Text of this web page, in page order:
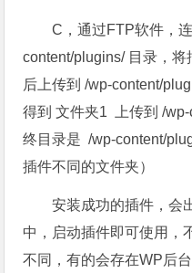
C，通过FTP软件，
content/plugins/ 目录，
后上传到 /wp-content/
得到 文件夹1 上传到 /
终目录是 /wp-content/
插件不同的文件夹）
安装成功的插件，会
中，启动插件即可使用，
不同，有的会存在WP后